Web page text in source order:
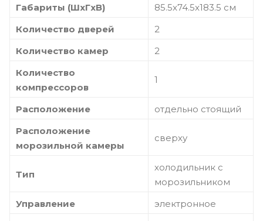
Габариты (ШxГxВ)
85.5x74.5x183.5 см
Количество дверей
2
Количество камер
2
Количество
компрессоров
1
Расположение
отдельно стоящий
Расположение
морозильной камеры
сверху
Тип
холодильник с
морозильником
Управление
электронное